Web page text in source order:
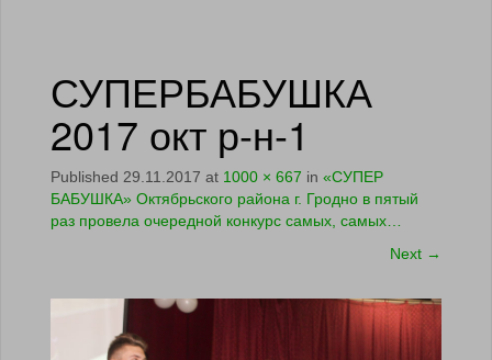
СУПЕРБАБУШКА
2017 окт р-н-1
Published 29.11.2017 at 1000 × 667 in «СУПЕР
БАБУШКА» Октябрьского района г. Гродно в пятый
раз провела очередной конкурс самых, самых…
Next →